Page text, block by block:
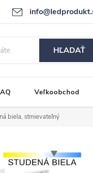
HĽADAŤ
Veľkoobchod
biela, stmievateľný